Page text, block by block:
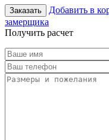
Заказать Добавить в
замерщика
Получить расчет